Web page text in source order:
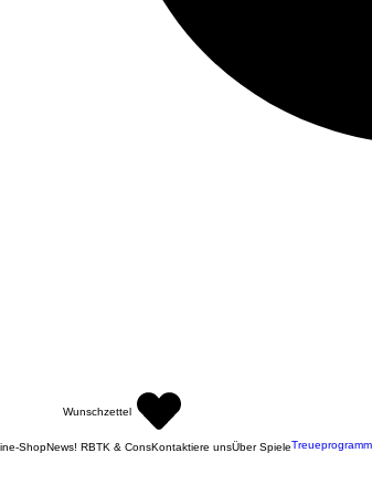
Wunschzettel
ShopNews! RBTK & ConsKontaktiere unsÜber SpieleTreueprogramm